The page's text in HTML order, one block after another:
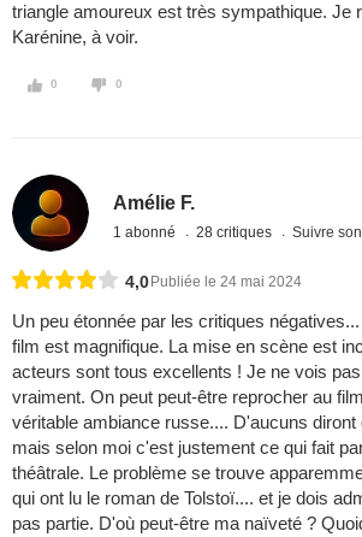
triangle amoureux est très sympathique. Je
Karénine, à voir.
0 0
Amélie F.
1 abonné 28 critiques Suivre
4,0 Publiée le 24 mai 2024
Un peu étonnée par les critiques
film est magnifique. La mise en scène est
acteurs sont tous excellents ! Je ne vois
vraiment. On peut peut-être reprocher au
véritable ambiance russe.... D'aucuns diront
mais selon moi c'est justement ce qui fait
théâtrale. Le problème se trouve
qui ont lu le roman de Tolstoï.... et je dois
pas partie. D'où peut-être ma naïveté ?